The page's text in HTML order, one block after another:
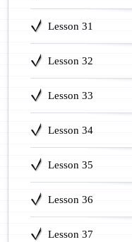
Lesson 31
Lesson 32
Lesson 33
Lesson 34
Lesson 35
Lesson 36
Lesson 37